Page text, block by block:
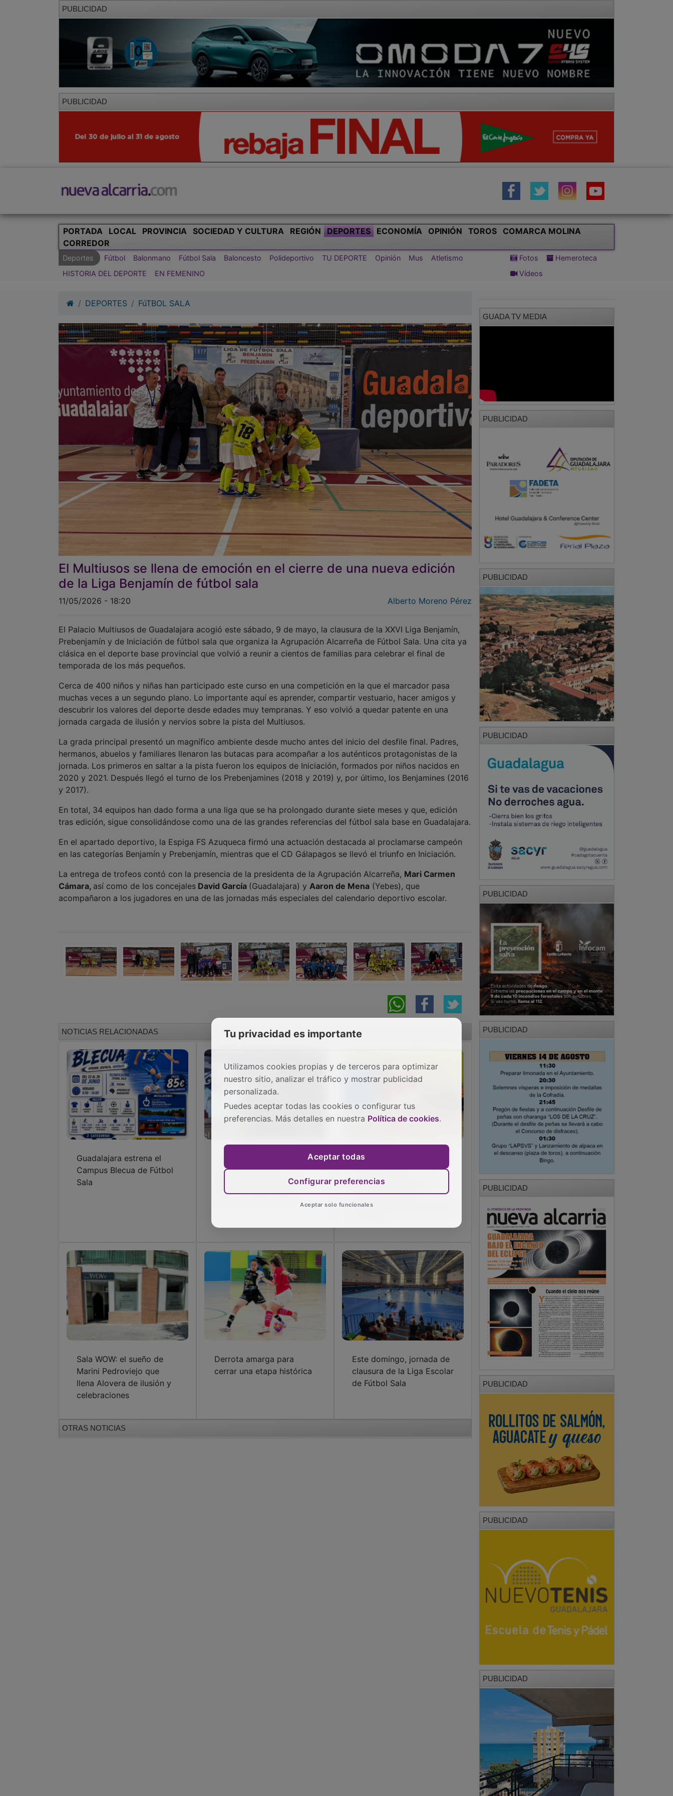
PUBLICIDAD
PUBLICIDAD
PORTADA LOCAL PROVINCIA SOCIEDAD Y CULTURA REGIÓN DEPORTES ECONOMÍA OPINIÓN TOROS
COMARCA MOLINA
CORREDOR
Deportes Fútbol Balonmano Fútbol Sala Baloncesto Polideportivo TU DEPORTE Opinión Mus
Atletismo
HISTORIA DEL DEPORTE
EN FEMENINO
Fotos
Hemeroteca
Vídeos
DEPORTES FúTBOL SALA
El Multiusos se llena de emoción en el cierre de una nueva edición
de la Liga Benjamín de fútbol sala
11/05/2026 - 18:20 Alberto Moreno Pérez
El Palacio Multiusos de Guadalajara acogió este sábado, 9 de mayo, la clausura de la XXVI Liga Benjamín,
Prebenjamín y de Iniciación de fútbol sala que organiza la Agrupación Alcarreña de Fútbol Sala. Una cita ya
clásica en el deporte base provincial que volvió a reunir a cientos de familias para celebrar el final de
temporada de los más pequeños.
Cerca de 400 niños y niñas han participado este curso en una competición en la que el marcador pasa
muchas veces a un segundo plano. Lo importante aquí es aprender, compartir vestuario, hacer amigos y
descubrir los valores del deporte desde edades muy tempranas. Y eso volvió a quedar patente en una
jornada cargada de ilusión y nervios sobre la pista del Multiusos.
La grada principal presentó un magnífico ambiente desde mucho antes del inicio del desfile final. Padres,
hermanos, abuelos y familiares llenaron las butacas para acompañar a los auténticos protagonistas de la
jornada. Los primeros en saltar a la pista fueron los equipos de Iniciación, formados por niños nacidos en
2020 y 2021. Después llegó el turno de los Prebenjamines (2018 y 2019) y, por último, los Benjamines (2016
y 2017).
En total, 34 equipos han dado forma a una liga que se ha prolongado durante siete meses y que, edición
tras edición, sigue consolidándose como una de las grandes referencias del fútbol sala base en Guadalajara.
En el apartado deportivo, la Espiga FS Azuqueca firmó una actuación destacada al proclamarse campeón
en las categorías Benjamín y Prebenjamín, mientras que el CD Gálapagos se llevó el triunfo en Iniciación.
La entrega de trofeos contó con la presencia de la presidenta de la Agrupación Alcarreña, Mari Carmen
Cámara, así como de los concejales David García (Guadalajara) y Aaron de Mena (Yebes), que
acompañaron a los jugadores en una de las jornadas más especiales del calendario deportivo escolar.
NOTICIAS RELACIONADAS
Guadalajara estrena el
Campus Blecua de Fútbol
Sala
Juanvi Peinado pone fin a
su etapa en el CD
Guadalajara: "Siempre
seré un morado más"
El duro adiós a un sueño
histórico: el CD
Chiloeches regresa a
Segunda tras una
temporada de aprendizaje
Sala WOW: el sueño de
Marini Pedroviejo que
llena Alovera de ilusión y
celebraciones
Derrota amarga para
cerrar una etapa histórica
Este domingo, jornada de
clausura de la Liga Escolar
de Fútbol Sala
OTRAS NOTICIAS
GUADA TV MEDIA
PUBLICIDAD
PUBLICIDAD
PUBLICIDAD
PUBLICIDAD
PUBLICIDAD
PUBLICIDAD
PUBLICIDAD
PUBLICIDAD
PUBLICIDAD
Tu privacidad es importante
Utilizamos cookies propias y de terceros para optimizar
nuestro sitio, analizar el tráfico y mostrar publicidad
personalizada.
Puedes aceptar todas las cookies o configurar tus
preferencias. Más detalles en nuestra Política de cookies.
Aceptar todas
Configurar preferencias
Aceptar solo funcionales